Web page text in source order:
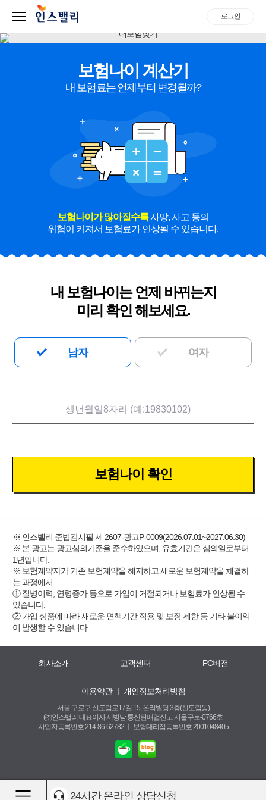
로그인
보험나이 계산기
내 보험료는 언제부터 변경될까?
보험나이가 많아질수록사망, 사고 등의
위험이 커져서 보험료가 인상될 수 있습니다.
내 보험나이는 언제 바뀌는지
미리 확인 해보세요.
남자 여자
보험나이 확인
※ 인스밸리 준법감시필 제 2607-광고P-0009(2026.07.01~2027.06.30)
※ 본 광고는 광고심의기준을 준수하였으며, 유효기간은 심의일로부터
1년입니다.
※ 보험계약자가 기존 보험계약을 해지하고 새로운 보험계약을 체결하
는 과정에서
① 질병이력, 연령증가 등으로 가입이 거절되거나 보험료가 인상될 수
있습니다.
② 가입 상품에 따라 새로운 면책기간 적용 및 보장 제한 등 기타 불이익
이 발생할 수 있습니다.
회사소개 고객센터 PC버전
이용약관ㅣ 개인정보처리방침
서울 구로구 신도림로17길 15, 온리빌딩 3층(신도림동)
(㈜인스밸리 대표이사 서병남 통신판매업신고 서울구로-0766호
사업자등록번호 214-86-62782 ㅣ
보험대리점등록번호 2001048405
24시간 온라인 상담신청